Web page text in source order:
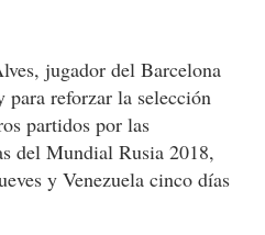
jugador del Barcelona
para reforzar la selección
partidos por las
del Mundial Rusia 2018,
y Venezuela cinco días